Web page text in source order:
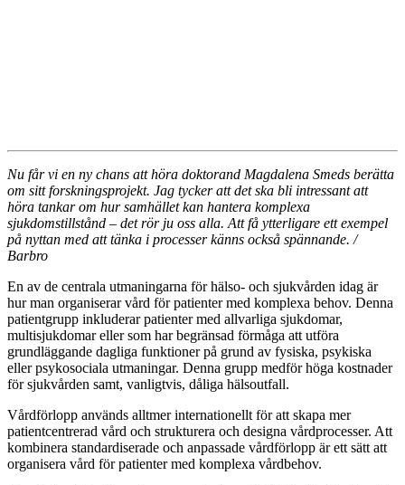
Nu får vi en ny chans att höra doktorand Magdalena Smeds berätta
om sitt forskningsprojekt. Jag tycker att det ska bli intressant att
höra tankar om hur samhället kan hantera komplexa
sjukdomstillstånd – det rör ju oss alla. Att få ytterligare ett exempel
på nyttan med att tänka i processer känns också spännande. /
Barbro
En av de centrala utmaningarna för hälso- och sjukvården idag är
hur man organiserar vård för patienter med komplexa behov. Denna
patientgrupp inkluderar patienter med allvarliga sjukdomar,
multisjukdomar eller som har begränsad förmåga att utföra
grundläggande dagliga funktioner på grund av fysiska, psykiska
eller psykosociala utmaningar. Denna grupp medför höga kostnader
för sjukvården samt, vanligtvis, dåliga hälsoutfall.
Vårdförlopp används alltmer internationellt för att skapa mer
patientcentrerad vård och strukturera och designa vårdprocesser. Att
kombinera standardiserade och anpassade vårdförlopp är ett sätt att
organisera vård för patienter med komplexa vårdbehov.